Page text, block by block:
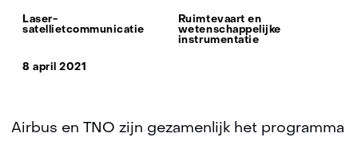
Thema:
Laser-
satellietcommunicatie
Ruimtevaart en
wetenschappelijke
instrumentatie
8 april 2021
Airbus en TNO zijn gezamenlijk het programma